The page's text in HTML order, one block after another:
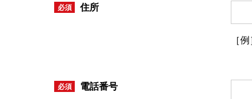
必須 住所
［
必須 電話番号